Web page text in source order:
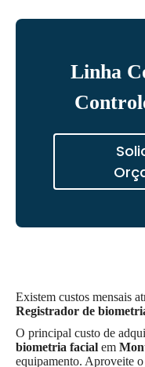
Linha
Existem custos mensais
Registrador de
O principal custo de
biometria facial em
equipamento. Aproveite